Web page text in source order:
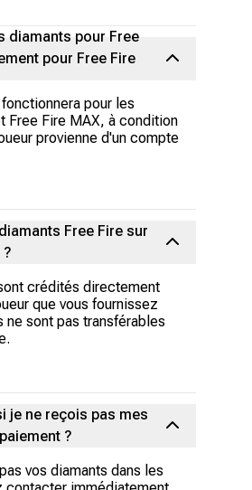
diamants pour Free
pour Free Fire
pour les
Free Fire MAX, à condition
provienne d'un compte
Free Fire sur
crédités directement
que vous fournissez
ne sont pas transférables
je ne reçois pas mes
?
vos diamants dans les